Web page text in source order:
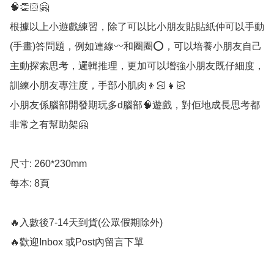
🧠👏🏻🤗
根據以上小遊戲練習，除了可以比小朋友貼貼紙仲可以手動
(手畫)答問題，例如連線〰️和圈圈⭕️，可以培養小朋友自己
主動探索思考，邏輯推理，更加可以增強小朋友既仔細度，
訓練小朋友專注度，手部小肌肉👦🏻👧🏻
小朋友係腦部開發期玩多d腦部🧠遊戲，對佢地成長思考都
非常之有幫助架🤗
尺寸: 260*230mm
每本: 8頁
🔥入數後7-14天到貨(公眾假期除外)